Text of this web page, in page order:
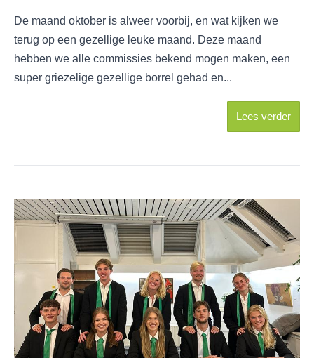
De maand oktober is alweer voorbij, en wat kijken we
terug op een gezellige leuke maand. Deze maand
hebben we alle commissies bekend mogen maken, een
super griezelige gezellige borrel gehad en...
Lees verder